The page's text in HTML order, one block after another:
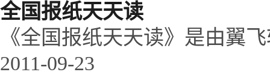
全国报纸天天读
《全国报纸天天读》是由翼
2011-09-23